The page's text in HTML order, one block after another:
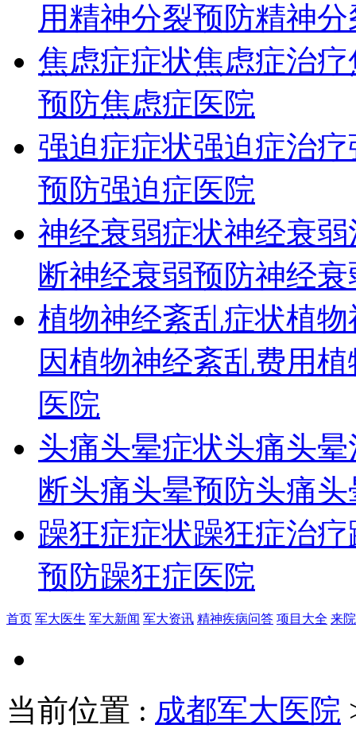
用精神分裂预防精神
焦虑症症状焦虑症治疗
预防焦虑症医院
强迫症症状强迫症治疗
预防强迫症医院
神经衰弱症状神经衰弱
断神经衰弱预防神经
植物神经紊乱症状植物
因植物神经紊乱费用植
医院
头痛头晕症状头痛头
断头痛头晕预防头痛
躁狂症症状躁狂症治疗
预防躁狂症医院
首页 军大医生 军大新闻 军大资讯 精神疾病问答 项目大全 来
当前位置 : 成都军大医院